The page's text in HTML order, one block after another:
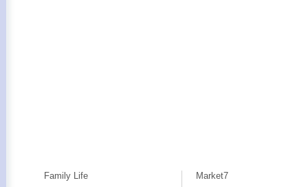
Family Life
Market7